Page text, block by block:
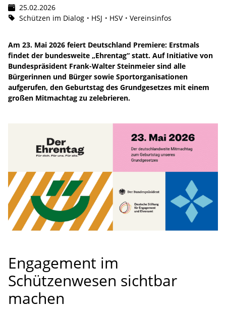
25.02.2026
Schützen im Dialog
HSJ HSV Vereinsinfos
Am 23. Mai 2026 feiert Deutschland Premiere: Erstmals
findet der bundesweite „Ehrentag“ statt. Auf Initiative von
Bundespräsident Frank-Walter Steinmeier sind alle
Bürgerinnen und Bürger sowie Sportorganisationen
aufgerufen, den Geburtstag des Grundgesetzes mit einem
großen Mitmachtag zu zelebrieren.
Engagement im
Schützenwesen sichtbar
machen